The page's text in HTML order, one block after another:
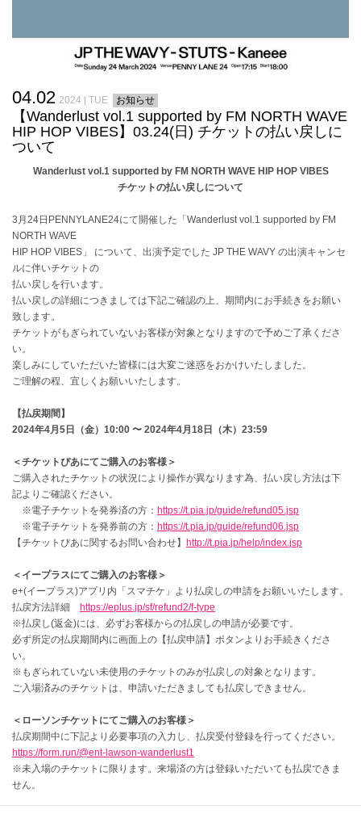
04.02 2024 | TUE お知らせ
【Wanderlust vol.1 supported by FM NORTH WAVE
HIP HOP VIBES】03.24(日) チケットの払い戻しに
ついて
Wanderlust vol.1 supported by FM NORTH WAVE HIP HOP VIBES
チケットの払い戻しについて
3月24日PENNYLANE24にて開催した「Wanderlust vol.1 supported by FM
NORTH WAVE
HIP HOP VIBES」 について、出演予定でした JP THE WAVY の出演キャンセ
ルに伴いチケットの
払い戻しを行います。
払い戻しの詳細につきましては下記ご確認の上、期間内にお手続きをお願い
致します。
チケットがもぎられていないお客様が対象となりますので予めご了承くださ
い。
楽しみにしていただいた皆様には大変ご迷惑をおかけいたしました。
ご理解の程、宜しくお願いいたします。
【払戻期間】
2024年4月5日（金）10:00 〜 2024年4月18日（木）23:59
＜チケットぴあにてご購入のお客様＞
ご購入されたチケットの状況により操作が異なります為、払い戻し方法は下
記よりご確認ください。
※電子チケットを発券済の方： https://t.pia.jp/guide/refund05.jsp
※電子チケットを発券前の方： https://t.pia.jp/guide/refund06.jsp
【チケットぴあに関するお問い合わせ】 http://t.pia.jp/help/index.jsp
＜イープラスにてご購入のお客様＞
e+(イープラス)アプリ内「スマチケ」より払戻しの申請をお願いいたします。
払戻方法詳細 https://eplus.jp/sf/refund2/f-type
※払戻し(返金)には、必ずお客様からの払戻しの申請が必要です。
必ず所定の払戻期間内に画面上の【払戻申請】ボタンよりお手続きくださ
い。
※もぎられていない未使用のチケットのみが払戻しの対象となります。
ご入場済みのチケットは、申請いただきましても払戻しできません。
＜ローソンチケットにてご購入のお客様＞
払戻期間中に下記より必要事項の入力し、払戻受付登録を行ってください。
https://form.run/@ent-lawson-wanderlust1
※未入場のチケットに限ります。来場済の方は登録いただいても払戻できま
せん。